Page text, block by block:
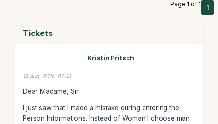
Page 1 of 1 1
Tickets
Kristin Fritsch
18 aug. 2014, 02:13
Dear Madame, Sir
I just saw that I made a mistake during entering the
Person Informations. Instead of Woman I choose man